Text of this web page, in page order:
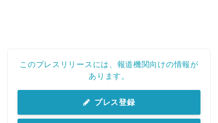
このプレスリリースには、報道機関向けの情報が
あります。
プレス登録